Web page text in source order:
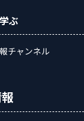
ぶ
チャンネル